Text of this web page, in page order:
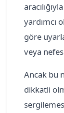
yardımcı
göre
veya
Ancak bu
dikkatli